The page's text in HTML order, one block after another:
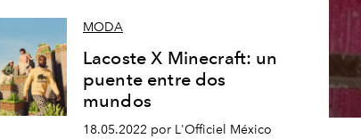
MODA
Lacoste X Minecraft: un
puente entre dos
mundos
18.05.2022 por L'Officiel México